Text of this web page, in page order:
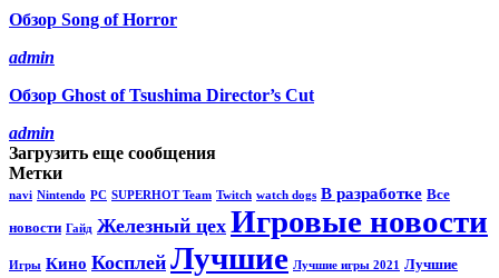
Обзор Song of Horror
admin
Обзор Ghost of Tsushima Director’s Cut
admin
Загрузить еще сообщения
Метки
navi Nintendo PC SUPERHOT Team Twitch watch dogs В разработке Все
новости Гайд Железный цех Игровые новости
Игры Кино Косплей Лучшие Лучшие игры 2021 Лучшие